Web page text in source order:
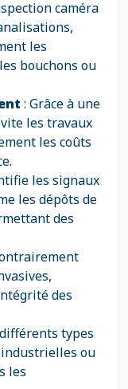
caméra
les
bouchons ou
: Grâce à une
les travaux
les coûts
les signaux
les dépôts de
des
des
types
ou
les